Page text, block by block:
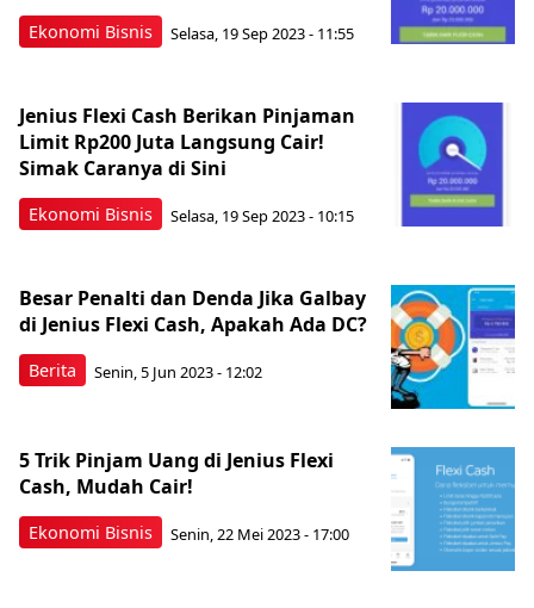
Ekonomi Bisnis Selasa, 19 Sep 2023 - 11:55
Ekonomi Bisnis
Jenius Flexi Cash Berikan Pinjaman
Limit Rp200 Juta Langsung Cair!
Simak Caranya di Sini
Selasa, 19 Sep 2023 - 10:15
Berita
Besar Penalti dan Denda Jika Galbay
di Jenius Flexi Cash, Apakah Ada DC?
Senin, 5 Jun 2023 - 12:02
Ekonomi Bisnis
5 Trik Pinjam Uang di Jenius Flexi
Cash, Mudah Cair!
Senin, 22 Mei 2023 - 17:00